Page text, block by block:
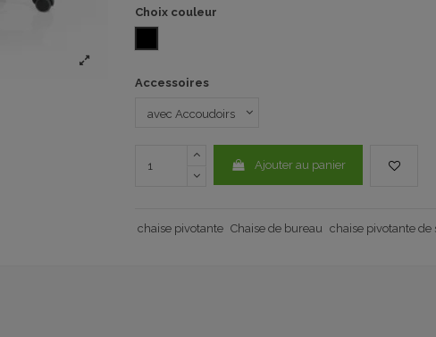
Choix couleur
Accessoires
Ajouter au panier
chaise pivotante Chaise de bureau chaise pivotante de